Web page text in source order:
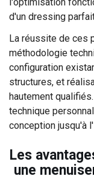
d'un dressing
La réussite de ces
méthodologie
configuration
structures, et
hautement
technique
conception jusqu'à
Les
une